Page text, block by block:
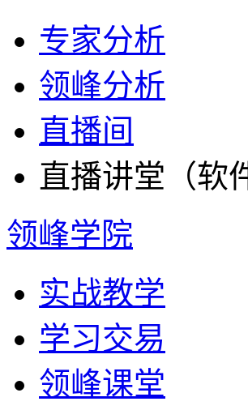
专家分析
领峰分析
直播间
直播讲堂（软
领峰学院
实战教学
学习交易
领峰课堂